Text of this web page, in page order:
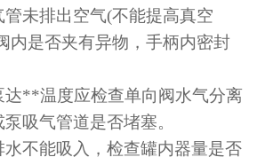
管未排出空气(不能提高真空
内是否夹有异物，手柄内密封
达**温度应检查单向阀水气分离
吸气管道是否堵塞。
水不能吸入，检查罐内器量是否